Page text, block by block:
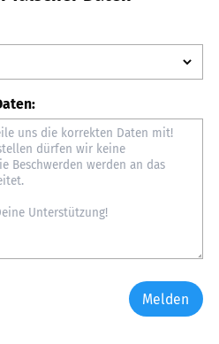
Melden